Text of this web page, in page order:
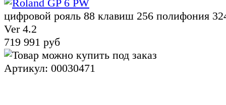
цифровой рояль 88 клавиш 256 полифония
Ver 4.2
719 991 руб
Артикул: 00030471